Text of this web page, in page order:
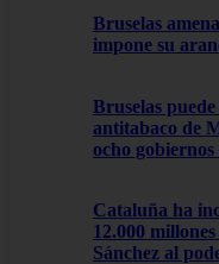
Bruselas
impone su
Bruselas
antitabaco de
ocho gobiernos
Cataluña ha
12.000
Sánchez al